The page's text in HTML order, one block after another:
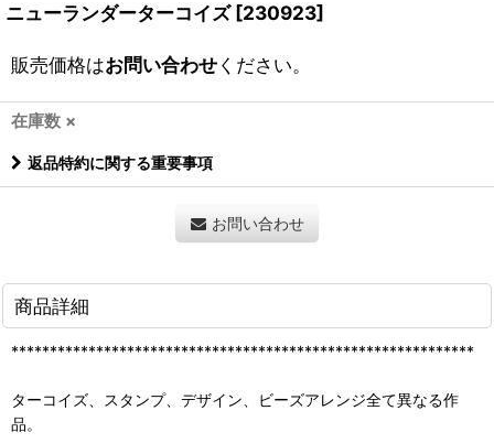
ニューランダーターコイズ [230923]
販売価格はお問い合わせください。
在庫数 ×
返品特約に関する重要事項
お問い合わせ
商品詳細
************************************************************
ターコイズ、スタンプ、デザイン、ビーズアレンジ全て異なる作
品。